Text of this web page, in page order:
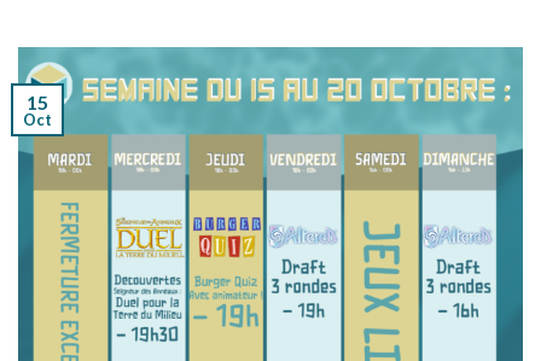
15
Oct